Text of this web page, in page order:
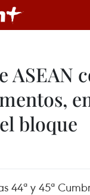
ASEAN
bloque
44ª y 45ª